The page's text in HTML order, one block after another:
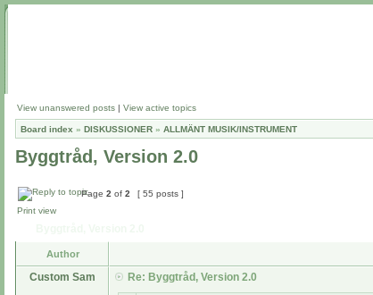
View unanswered posts | View active topics
Board index » DISKUSSIONER » ALLMÄNT MUSIK/INSTRUMENT
Byggtråd, Version 2.0
Page 2 of 2 [ 55 posts ]
Print view
Author
Custom Sam Re: Byggtråd, Version 2.0